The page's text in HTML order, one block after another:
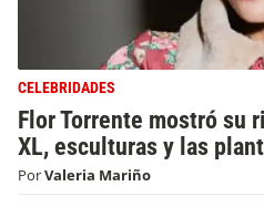
CELEBRIDADES
Flor Torrente mostró su
XL, esculturas y las
PorValeria Mariño